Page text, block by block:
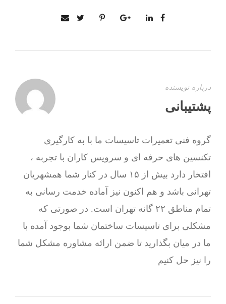
درباره نویسنده
پشتیبانی
گروه فنی تعمیرات تاسیسات ما با به‌ کارگیری
تکنسین های حرفه ای و سرویس کاران با تجربه ،
افتخار دارد بیش از ۱۵ سال در کنار شما همشهریان
تهرانی باشد و هم اکنون نیز آماده خدمت رسانی به
تمام مناطق ۲۲ گانه تهران است. در صورتی که
مشکلی برای تاسیسات ساختمان شما بوجود آمده با
ما در میان بگذارید تا ضمن ارائه مشاوره مشکل شما
را نیز حل کنیم